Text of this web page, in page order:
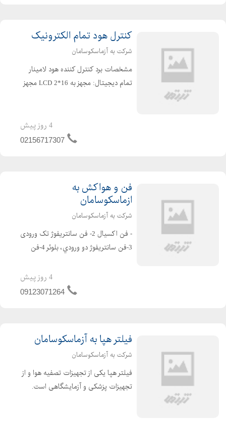
کنترل هود تمام الکترونیک
شرکت به آزماسکوسامان
مشخصات برد كنترل كننده هود لامينار
تمام ديجيتال: مجهز به 16*LCD 2 مجهز
ميباشد جهت حفاظت كاربر مجهز به
4 روز پیش
02156717307
فن و هواکش به
ازماسکوسامان
شرکت به آزماسکوسامان
- فن اکسیال 2- فن سانتریفوژ تک ورودی
3-فن سانتريفوژ دو ورودي، بلوئر 4-فن
اسيدPVC 6-فن سقفي 7- فن بين كانالي
4 روز پیش
09123071264
فیلتر هپا به آزماسکوسامان
شرکت به آزماسکوسامان
فیلتر هپا یکی از تجهیزات تصفیه هوا و از
تجهیزات پزشکی و آزمایشگاهی است.